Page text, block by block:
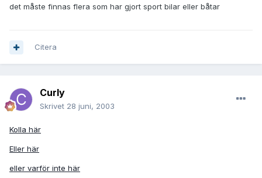
det måste finnas flera som har gjort sport bilar eller båtar
Citera
Curly
Skrivet 28 juni, 2003
Kolla här
Eller här
eller varför inte här